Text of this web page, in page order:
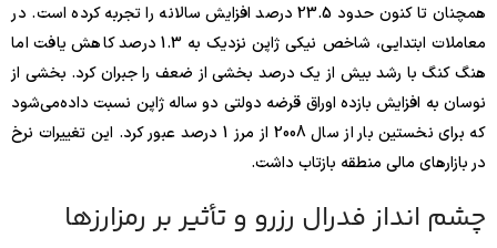
همچنان تا کنون حدود 23.5 درصد افزایش سالانه را تجربه کرده است. در
معاملات ابتدایی، شاخص نیکی ژاپن نزدیک به 1.3 درصد کاهش یافت اما
هنگ کنگ با رشد بیش از یک درصد بخشی از ضعف را جبران کرد. بخشی از
نوسان به افزایش بازده اوراق قرضه دولتی دو ساله ژاپن نسبت داده‌می‌شود
که برای نخستین بار از سال 2008 از مرز 1 درصد عبور کرد. این تغییرات نرخ
در بازارهای مالی منطقه بازتاب داشت.
چشم انداز فدرال رزرو و تأثیر بر رمزارزها